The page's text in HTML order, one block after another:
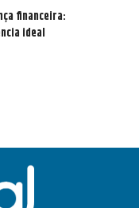
financeira:
ideal